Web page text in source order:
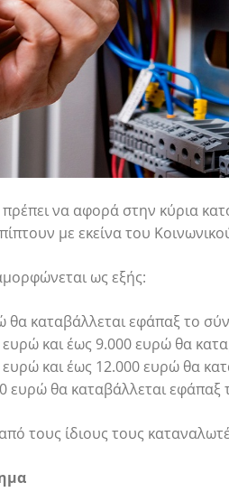
να αφορά στην κύρια
με εκείνα του
ως εξής:
θα καταβάλλεται εφάπαξ το
και έως 9.000 ευρώ θα
και έως 12.000 ευρώ θα
ευρώ θα καταβάλλεται εφάπαξ
τους ίδιους τους